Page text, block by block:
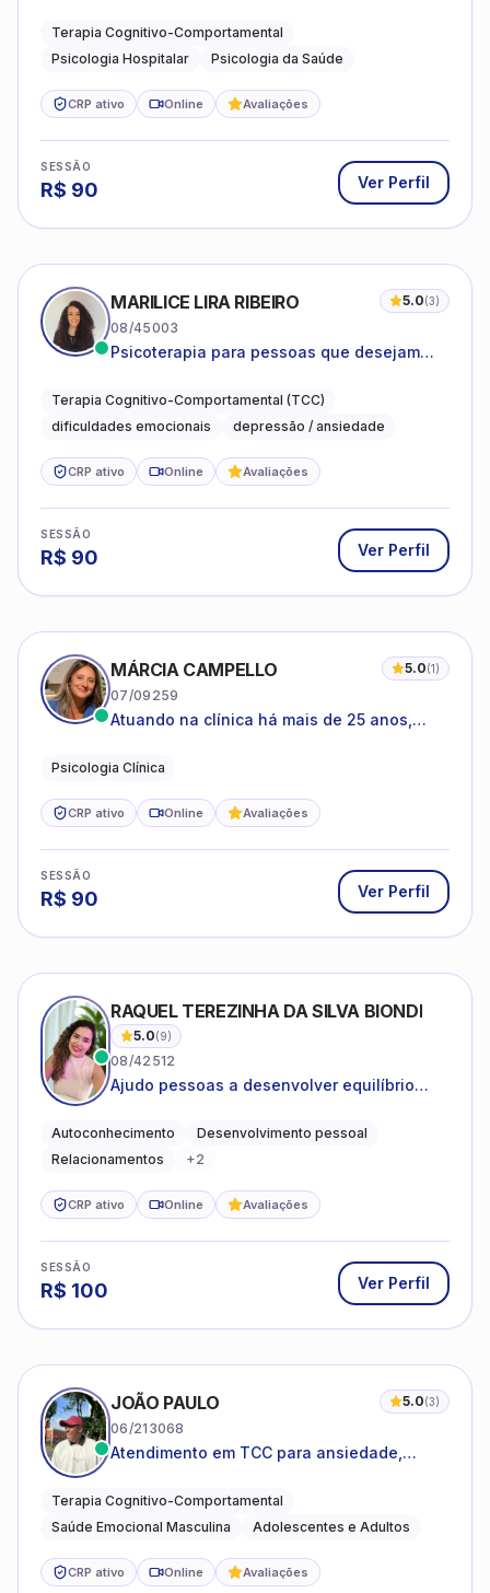
Terapia Cognitivo-Comportamental
Psicologia Hospitalar
Psicologia da Saúde
CRP ativo Online Avaliações
SESSÃO
R$ 90 Ver Perfil
MARILICE LIRA RIBEIRO 5.0(3)
08/45003
Psicoterapia para pessoas que desejam
dificuldades do dia a dia
Terapia Cognitivo-Comportamental (TCC)
dificuldades emocionais
depressão / ansiedade
CRP ativo Online Avaliações
SESSÃO
R$ 90 Ver Perfil
MÁRCIA CAMPELLO 5.0(1)
07/09259
Atuando na clínica há mais de 25 anos,
estruturas, com experiência em
Psicologia Clínica
CRP ativo Online Avaliações
SESSÃO
R$ 90 Ver Perfil
RAQUEL TEREZINHA DA SILVA BIONDI
5.0(9)
08/42512
Ajudo pessoas a desenvolver equilíbrio
Autoconhecimento
Desenvolvimento pessoal
Relacionamentos
+2
CRP ativo Online Avaliações
SESSÃO
R$ 100 Ver Perfil
JOÃO PAULO 5.0(3)
06/213068
Atendimento em TCC para ansiedade,
emocional
Terapia Cognitivo-Comportamental
Saúde Emocional Masculina
Adolescentes e Adultos
CRP ativo Online Avaliações